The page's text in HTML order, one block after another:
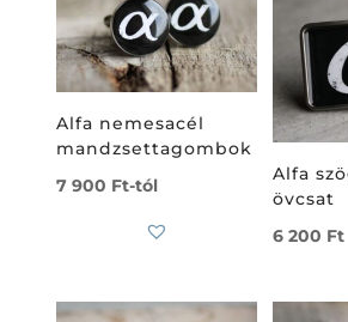
Alfa nemesacél
mandzsettagombok
7 900 Ft-tól
Alfa
övcsat
6 200 Ft
Subtotal